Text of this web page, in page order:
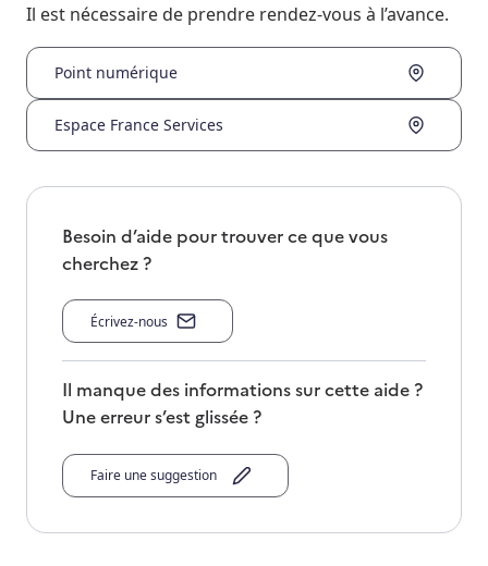
Il est nécessaire de prendre rendez-vous à l’avance.
Point numérique
Espace France Services
Besoin d’aide pour trouver ce que vous
cherchez ?
Écrivez-nous
Il manque des informations sur cette aide ?
Une erreur s’est glissée ?
Faire une suggestion